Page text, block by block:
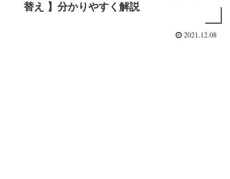
替え 】分かりやすく解説
2021.12.08